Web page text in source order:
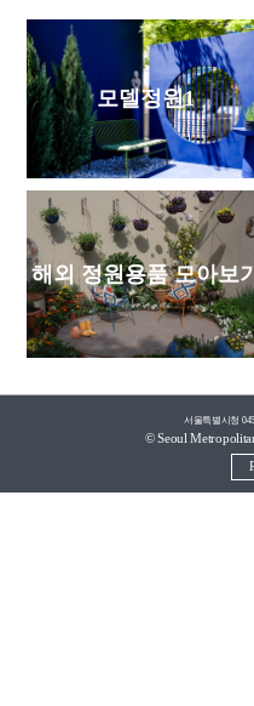
모델정원1
해외 정원용품 모아보기
서울특별시청
© Seoul